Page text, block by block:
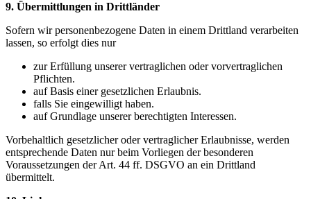
9. Übermittlungen in Drittländer
Sofern wir personenbezogene Daten in einem Drittland verarbeiten
lassen, so erfolgt dies nur
zur Erfüllung unserer vertraglichen oder vorvertraglichen
Pflichten.
auf Basis einer gesetzlichen Erlaubnis.
falls Sie eingewilligt haben.
auf Grundlage unserer berechtigten Interessen.
Vorbehaltlich gesetzlicher oder vertraglicher Erlaubnisse, werden
entsprechende Daten nur beim Vorliegen der besonderen
Voraussetzungen der Art. 44 ff. DSGVO an ein Drittland
übermittelt.